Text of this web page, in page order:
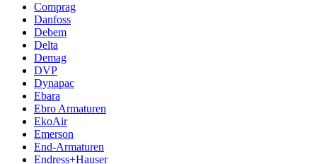
Comprag
Danfoss
Debem
Delta
Demag
DVP
Dynapac
Ebara
Ebro Armaturen
EkoAir
Emerson
End-Armaturen
Endress+Hauser